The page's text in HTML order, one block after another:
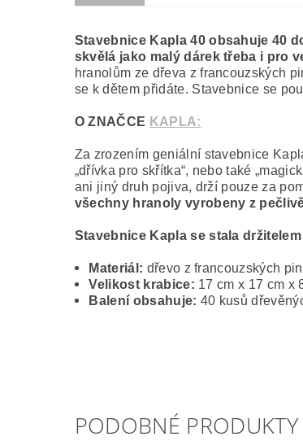
Stavebnice Kapla 40 obsahuje 40
skvělá jako malý dárek třeba i pro
hranolům ze dřeva z francouzských
se k dětem přidáte. Stavebnice se
O ZNAČCE KAPLA:
Za zrozením geniální stavebnice
„dřívka pro skřítka“, nebo také
ani jiný druh pojiva, drží pouze za
všechny hranoly vyrobeny z
Stavebnice Kapla se stala
Materiál: dřevo z francouzských
Velikost krabice: 17 cm x 17 cm x
Balení obsahuje: 40 kusů
PODOBNÉ PRODUKTY